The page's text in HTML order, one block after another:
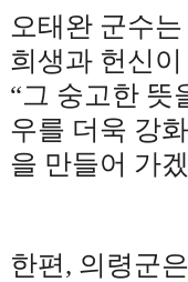
오태완 군수
희생과 헌신
“그 숭고한 뜻
우를 더욱 강
을 만들어 가
한편, 의령군